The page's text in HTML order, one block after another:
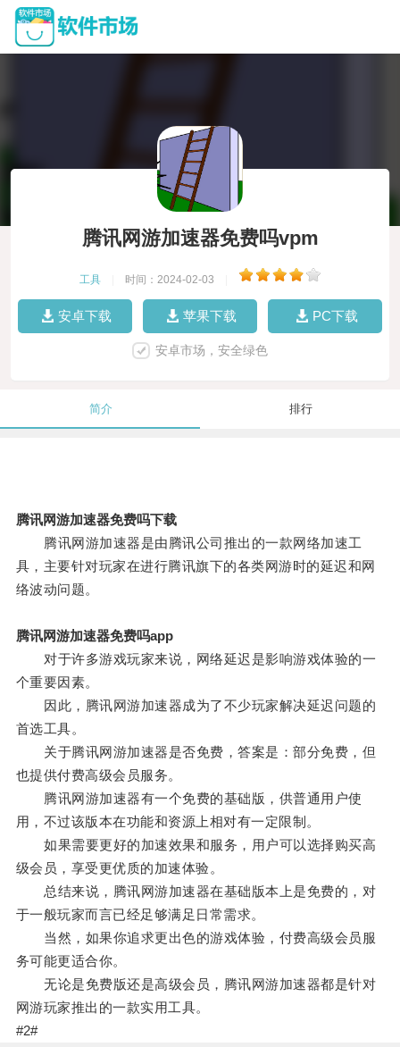
腾讯网游加速器免费吗vpm
工具 时间：2024-02-03
安卓下载 苹果下载 PC下载
安卓市场，安全绿色
简介 排行
腾讯网游加速器免费吗下载
腾讯网游加速器是由腾讯公司推出的一款网络加速工
具，主要针对玩家在进行腾讯旗下的各类网游时的延迟和网
络波动问题。
腾讯网游加速器免费吗app
对于许多游戏玩家来说，网络延迟是影响游戏体验的一
个重要因素。
因此，腾讯网游加速器成为了不少玩家解决延迟问题的
首选工具。
关于腾讯网游加速器是否免费，答案是：部分免费，但
也提供付费高级会员服务。
腾讯网游加速器有一个免费的基础版，供普通用户使
用，不过该版本在功能和资源上相对有一定限制。
如果需要更好的加速效果和服务，用户可以选择购买高
级会员，享受更优质的加速体验。
总结来说，腾讯网游加速器在基础版本上是免费的，对
于一般玩家而言已经足够满足日常需求。
当然，如果你追求更出色的游戏体验，付费高级会员服
务可能更适合你。
无论是免费版还是高级会员，腾讯网游加速器都是针对
网游玩家推出的一款实用工具。
#2#